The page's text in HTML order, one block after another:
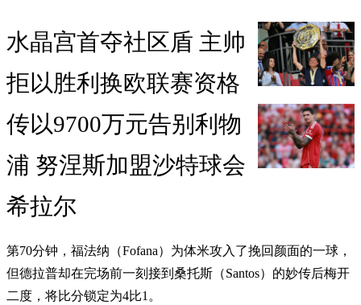
水晶宫首夺社区盾 主帅
拒以胜利换欧联赛资格
传以9700万元告别利物
浦 努涅斯加盟沙特球会
希拉尔
第70分钟，福法纳（Fofana）为体米攻入了挽回颜面的一球，
但德拉普却在完场前一刻接到桑托斯（Santos）的妙传后梅开
二度，将比分锁定为4比1。